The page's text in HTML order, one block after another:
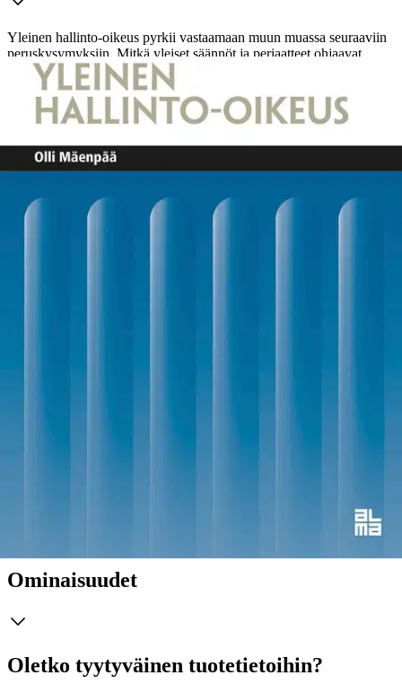
Yleinen hallinto-oikeus pyrkii vastaamaan muun muassa seuraaviin
peruskysymyksiin. Mitkä yleiset säännöt ja periaatteet ohjaavat
julkisen vallan käyttöä viranomaisen toiminnassa? Miten julkista
valtaa voidaan käyttää ja kuka siitä vastaa? Kuinka määräytyvät
julkisen ja yksityisen suhteet? Miten hallinnon ja oikeuden
vuorovaikutuksen peruselementit toimivat käytännössä, kun julkisia
vahvistuu? Teoksessaan Yleinen hallinto-oikeus Olli Mäenpää
esittelee hallinto-oikeuden yleiset opit, peruskäsitteet ja
hallintotoiminnan perusasioita, kuten julkisen vallan käyttöä,
viranomaisen toimivaltaa, julkisuutta, virkavastuuta, hallinnon
Ominaisuudet
Oletko tyytyväinen tuotetietoihin?